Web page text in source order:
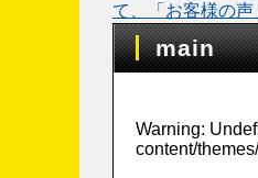
て、「お客様の
main
Warning:
content/